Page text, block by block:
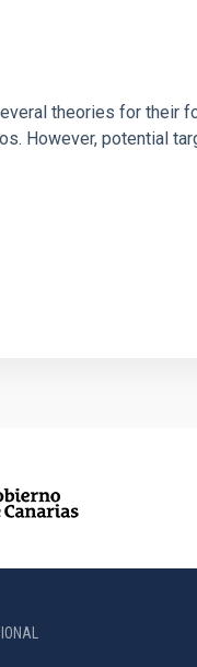
theories for their
However, potential